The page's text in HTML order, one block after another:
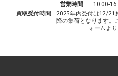
営業時間
10:00-
買取受付時間
2025年内受付は12/21
降の集荷となります。
ォームよ